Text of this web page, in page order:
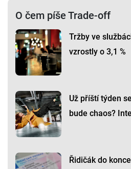
O čem píše Trade-off
Tržby ve
vzrostly o 3,1 %
Už příští týden
bude chaos?
Řidičák do